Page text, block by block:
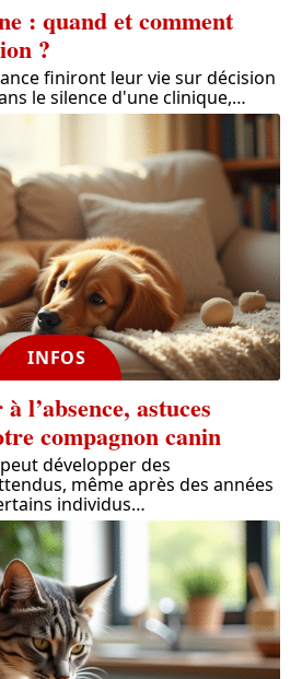
: quand et comment
?
finiront leur vie sur décision
le silence d'une clinique,…
INFOS
l’absence, astuces
compagnon canin
développer des
même après des années
individus…